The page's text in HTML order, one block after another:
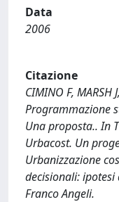
Data
2006
Citazione
CIMINO F, MARSH
Programmazione
Una proposta.. In
Urbacost. Un
Urbanizzazione
decisionali: ipotesi
Franco Angeli.